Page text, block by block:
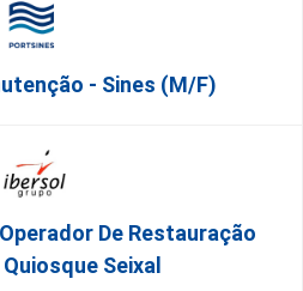
- Sines (m/f)
De Restauração
Seixal